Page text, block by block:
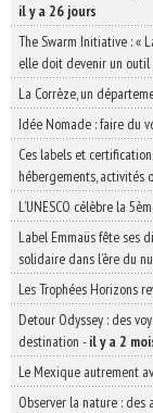
il y a 26 jours
The Swarm Initiative : «
elle doit devenir un
La Corrèze, un
Idée Nomade : faire du
Ces labels et
hébergements, activités
L’UNESCO célèbre la
Label Emmaüs fête ses
solidaire dans l’ère du
Les Trophées Horizons
Detour Odyssey : des
destination -il y a 2
Le Mexique autrement
Observer la nature : des